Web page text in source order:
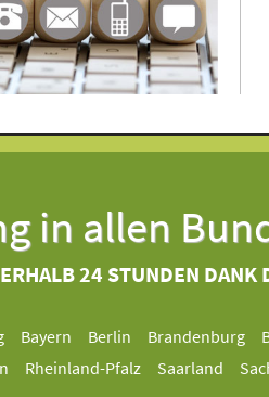
in allen
24 STUNDEN DANK
Bayern Berlin Brandenburg
Rheinland-Pfalz Saarland